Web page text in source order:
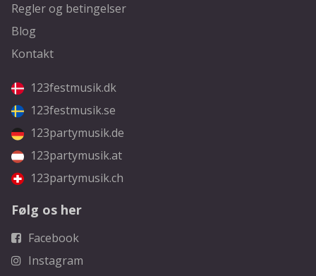
Regler og betingelser
Blog
Kontakt
123festmusik.dk
123festmusik.se
123partymusik.de
123partymusik.at
123partymusik.ch
Følg os her
Facebook
Instagram